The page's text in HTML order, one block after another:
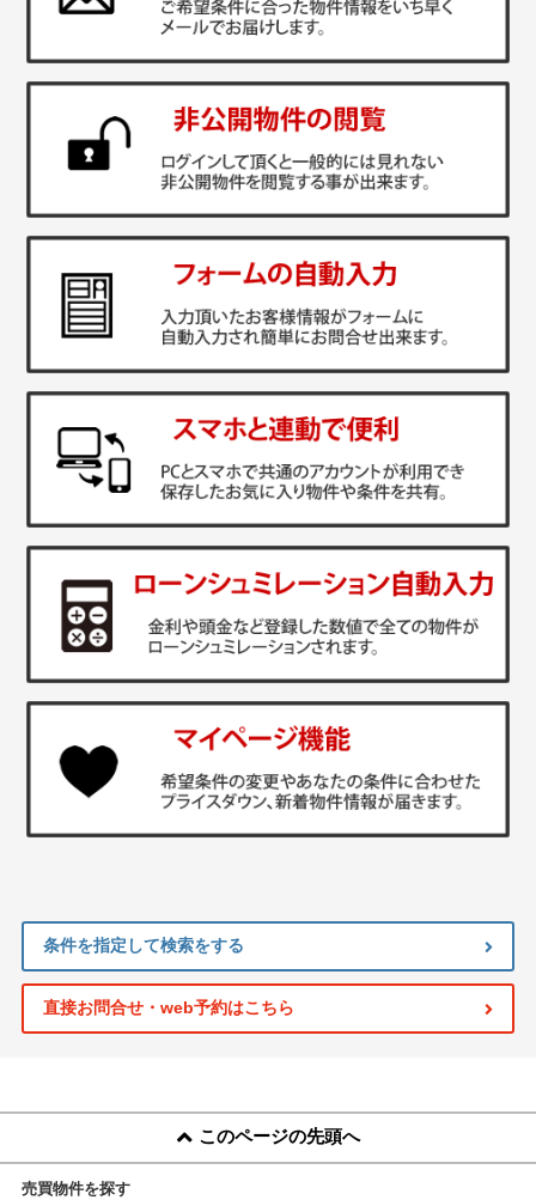
条件を指定して検索をする
直接お問合せ・web予約はこちら
このページの先頭へ
売買物件を探す